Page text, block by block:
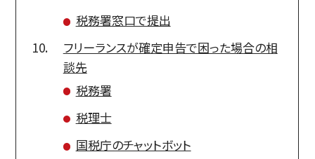
税務署窓口で提出
フリーランスが確定申告で困った場合の相
談先
税務署
税理士
国税庁のチャットボット